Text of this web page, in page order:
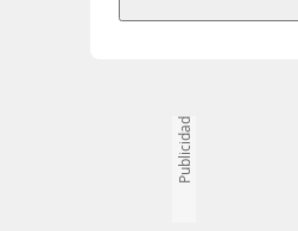
Publicidad